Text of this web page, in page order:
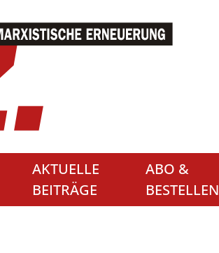
AKTUELLE
BEITRÄGE
ABO &
BESTELLEN